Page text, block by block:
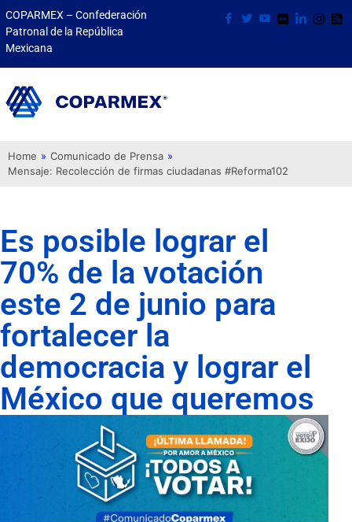
COPARMEX – Confederación
Patronal de la República
Mexicana
Home » Comunicado de Prensa »
Mensaje: Recolección de firmas ciudadanas #Reforma102
Es posible lograr el
70% de la votación
este 2 de junio para
fortalecer la
democracia y lograr el
México que queremos